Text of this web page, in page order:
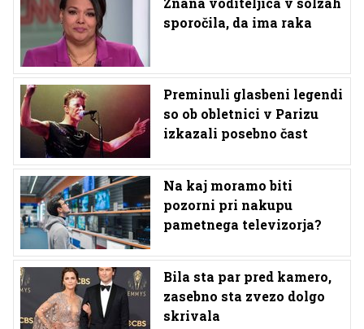
sporočila, da ima raka
Preminuli glasbeni legendi
so ob obletnici v Parizu
izkazali posebno čast
Na kaj moramo biti
pozorni pri nakupu
pametnega televizorja?
Bila sta par pred kamero,
zasebno sta zvezo dolgo
skrivala